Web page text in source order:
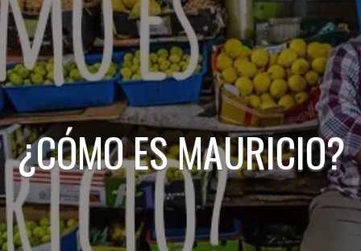
¿CÓMO ES MAURICIO?